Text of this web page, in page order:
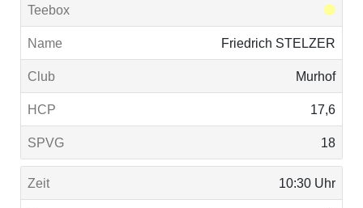
Friedrich STELZER
Murhof
17,6
18
10:30 Uhr